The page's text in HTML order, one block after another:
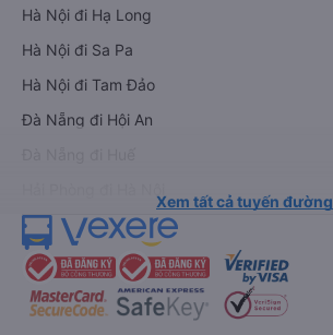
Hà Nội đi Hạ Long
Hà Nội đi Sa Pa
Hà Nội đi Tam Đảo
Đà Nẵng đi Hội An
Xem tất cả tuyến đường